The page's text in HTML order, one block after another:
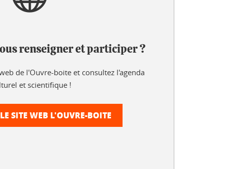
renseigner et participer ?
de l'Ouvre-boite et consultez l'agenda
et scientifique !
SITE WEB L'OUVRE-BOITE